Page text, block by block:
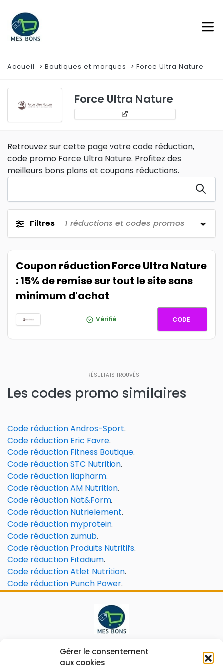
Gérer le consentement
aux cookies
Accueil Boutiques et marques Force Ultra Nature
Force Ultra Nature
Retrouvez sur cette page votre code réduction,
code promo Force Ultra Nature. Profitez des
meilleurs bons plans et coupons réductions.
Filtres 1 réductions et codes promos
Coupon réduction Force Ultra Nature
: 15% de remise sur tout le site sans
minimum d'achat
Vérifié FOOD15
CODE
1 RÉSULTATS TROUVÉS
Les codes promo similaires
Code réduction Andros-Sport.
Code réduction Eric Favre.
Code réduction Fitness Boutique.
Code réductionSTC Nutrition.
Code réduction Ilapharm.
Code réductionAM Nutrition.
Code réduction Nat&Form.
Code réduction Nutrielement.
Code réduction myprotein.
Code réduction zumub.
Code réduction Produits Nutritifs.
Code réduction Fitadium.
Code réductionAtlet Nutrition.
Code réduction Punch Power.
Le prix peut être réduit !